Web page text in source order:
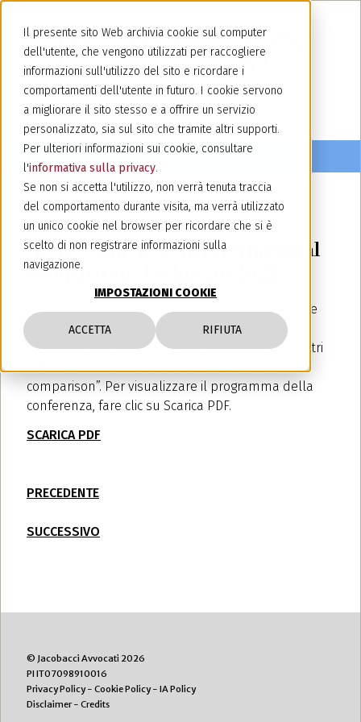
Il presente sito Web archivia cookie sul computer
dell'utente, che vengono utilizzati per raccogliere
informazioni sull'utilizzo del sito e ricordare i
comportamenti dell'utente in futuro. I cookie servono
a migliorare il sito stesso e a offrire un servizio
personalizzato, sia sul sito che tramite altri supporti.
Per ulteriori informazioni sui cookie, consultare
l'informativa sulla privacy.
Se non si accetta l'utilizzo, non verrà tenuta traccia
del comportamento durante visita, ma verrà utilizzato
un unico cookie nel browser per ricordare che si è
scelto di non registrare informazioni sulla
navigazione.
IMPOSTAZIONI COOKIE
ACCETTA RIFIUTA
21 gennaio 2022
"IP & Cosmetics: an international
comparison" 1 febbraio 2022
L’Avv. Paola Gelato partecipa in qualità di relatrice
ad un evento organizzato da Indicam, in
collaborazione con Cosmetica Italia, Unifab ed altri
comparison”. Per visualizzare il programma della
conferenza, fare clic su Scarica PDF.
SCARICA PDF
PRECEDENTE
SUCCESSIVO
© Jacobacci Avvocati 2026
PI IT07098910016
Privacy Policy- Cookie Policy- IA Policy
Disclaimer- Credits